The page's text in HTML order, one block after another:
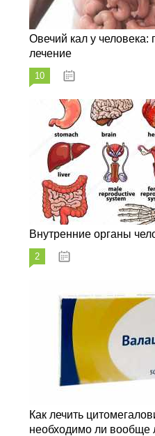
Овечий кал у человека:
лечение
10
Внутренние органы
2
Как лечить
необходимо ли